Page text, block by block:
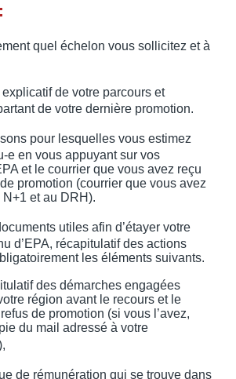
quel échelon vous sollicitez et à
de votre parcours et
de votre dernière promotion.
pour lesquelles vous estimez
e en vous appuyant sur vos
et le courrier que vous avez reçu
promotion (courrier que vous avez
et au DRH).
utiles afin d’étayer votre
d’EPA, récapitulatif des actions
les éléments suivants.
des démarches engagées
région avant le recours et le
de promotion (si vous l’avez,
du mail adressé à votre
de rémunération qui se trouve dans